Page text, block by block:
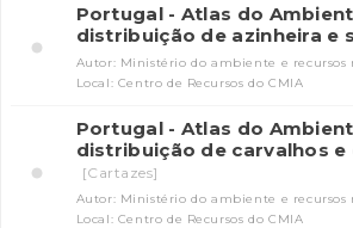
Portugal - Atlas do
distribuição de azinheira e
Autor: Ministério do ambiente e recursos
Local: Centro de Recursos do CMIA
Portugal - Atlas do
distribuição de carvalhos e
[Cartazes]
Autor: Ministério do ambiente e recursos
Local: Centro de Recursos do CMIA